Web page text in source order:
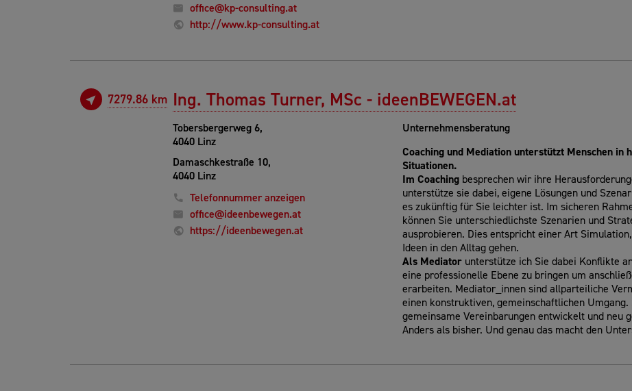
office@kp-consulting.at
http://www.kp-consulting.at
7279.86 km Ing. Thomas Turner, MSc - ideenBEWEGEN.at
Tobersbergerweg 6,
4040 Linz
Damaschkestraße 10,
4040 Linz
Telefonnummer anzeigen
office@ideenbewegen.at
https://ideenbewegen.at
Unternehmensberatung
Coaching und Mediation unterstützt Menschen in
Situationen.
Im Coaching besprechen wir ihre
unterstütze sie dabei, eigene Lösungen und
es zukünftig für Sie leichter ist. Im sicheren
können Sie unterschiedlichste Szenarien und
ausprobieren. Dies entspricht einer Art
Ideen in den Alltag gehen.
Als Mediator unterstütze ich Sie dabei Konflikte
eine professionelle Ebene zu bringen um
erarbeiten. Mediator_innen sind allparteiliche
einen konstruktiven, gemeinschaftlichen Umgang.
gemeinsame Vereinbarungen entwickelt und neu
Anders als bisher. Und genau das macht den